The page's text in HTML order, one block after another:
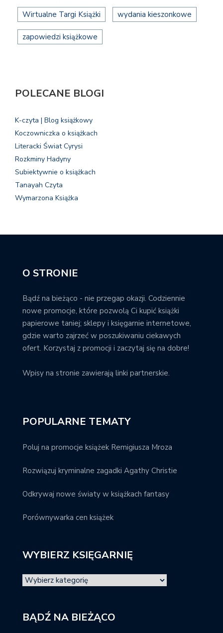
Wirtualne Targi Książki wydania kieszonkowe
zapowiedzi książkowe
POLECANE BLOGI
K-czyta | Blog książkowy
Koczowniczka o książkach
Literacki Świat Cyrysi
Rozkminy Hadyny
Subiektywnie o książkach
Tanayah Czyta
Wymarzona Książka
O STRONIE
Bądź na bieżąco - nie przegap okazji. Codziennie
nowe promocje, które pozwolą Ci kupić książki
papierowe taniej; sklepy i księgarnie internetowe,
gdzie warto zajrzeć w poszukiwaniu ciekawych
ofert. Korzystaj z promocji i zaczytaj się na dobre!
Wpisy na stronie zawierają linki partnerskie.
POPULARNE TEMATY
Poluj na promocje książek Remigiusza Mroza
Rozwiązuj kryminalne zagadki Agathy Christie
Odkrywaj nowe światy w książkach fantasy
Porównywarka cen książek
WYBIERZ KSIĘGARNIĘ
BĄDŹ NA BIEŻĄCO